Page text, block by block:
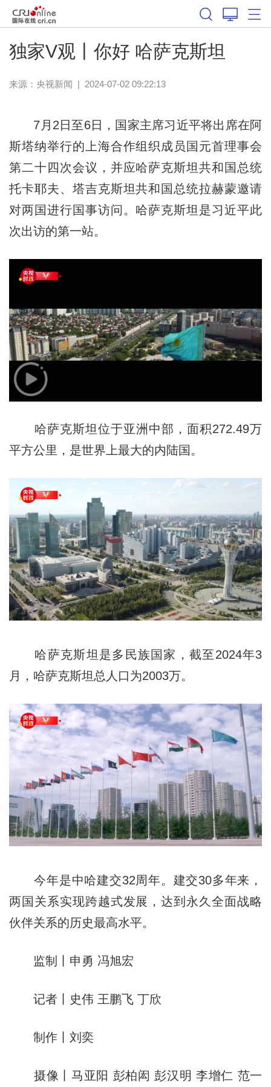
独家V观丨你好 哈萨克斯坦
来源： 央视新闻 | 2024-07-02 09:22:13
7月2日至6日，国家主席习近平将出席在阿
斯塔纳举行的上海合作组织成员国元首理事会
第二十四次会议，并应哈萨克斯坦共和国总统
托卡耶夫、塔吉克斯坦共和国总统拉赫蒙邀请
对两国进行国事访问。哈萨克斯坦是习近平此
次出访的第一站。
哈萨克斯坦位于亚洲中部，面积272.49万
平方公里，是世界上最大的内陆国。
哈萨克斯坦是多民族国家，截至2024年3
月，哈萨克斯坦总人口为2003万。
今年是中哈建交32周年。建交30多年来，
两国关系实现跨越式发展，达到永久全面战略
伙伴关系的历史最高水平。
监制丨申勇 冯旭宏
记者丨史伟 王鹏飞 丁欣
制作丨刘奕
摄像丨马亚阳 彭柏闳 彭汉明 李增仁 范一